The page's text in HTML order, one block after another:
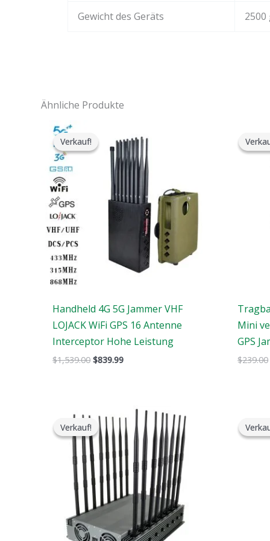
Gewicht des Geräts 2500
Ähnliche Produkte
Verkauf!
Verkauf!
Handheld 4G 5G Jammer VHF
LOJACK WiFi GPS 16 Antenne
Interceptor Hohe Leistung
$1,539.00
ursprüngliche
Preis
war:
$1,539.00.
$839.99
aktuelle
Preis
ist:
$839.99.
Mini
GPS
$239.00
Verkauf!
Verkauf!
ursprüngliche
Preis
war:
$2,299.00.
Der
aktuelle
Preis
ist:
$1,659.99.